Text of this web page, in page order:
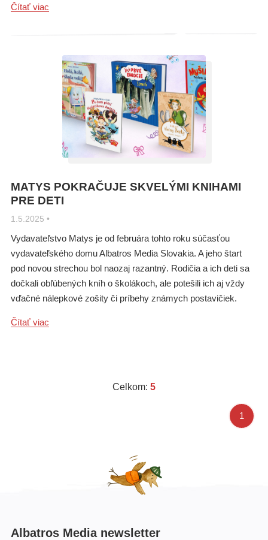
Čítať viac
MATYS POKRAČUJE SKVELÝMI KNIHAMI
PRE DETI
1.5.2025 •
Vydavateľstvo Matys je od februára tohto roku súčasťou
vydavateľského domu Albatros Media Slovakia. A jeho štart
pod novou strechou bol naozaj razantný. Rodičia a ich deti sa
dočkali obľúbených kníh o školákoch, ale potešili ich aj vždy
vďačné nálepkové zošity či príbehy známych postavičiek.
Čítať viac
Celkom: 5
1
Albatros Media newsletter